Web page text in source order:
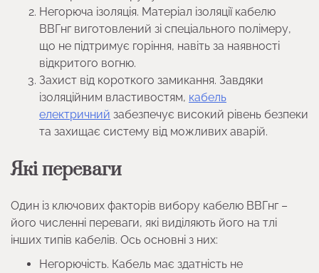
Негорюча ізоляція. Матеріал ізоляції кабелю
ВВГнг виготовлений зі спеціального полімеру,
що не підтримує горіння, навіть за наявності
відкритого вогню.
Захист від короткого замикання. Завдяки
ізоляційним властивостям, кабель
електричний забезпечує високий рівень безпеки
та захищає систему від можливих аварій.
Які переваги
Один із ключових факторів вибору кабелю ВВГнг –
його численні переваги, які виділяють його на тлі
інших типів кабелів. Ось основні з них:
Негорючість. Кабель має здатність не